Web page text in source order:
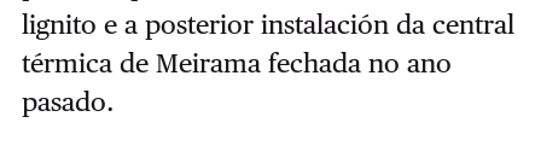
lignito e a posterior instalación da central
térmica de Meirama fechada no ano
pasado.